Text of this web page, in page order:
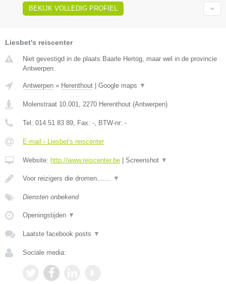
BEKIJK VOLLEDIG PROFIEL
Liesbet's reiscenter
Niet gevestigd in de plaats Baarle Hertog, maar wel in de provincie
Antwerpen.
Antwerpen » Herenthout Google maps ▼
Molenstraat 10.001, 2270 Herenthout (Antwerpen)
Tel: 014 51 83 89, Fax: -, BTW-nr: -
E-mail › Liesbet's reiscenter
Website: http://www.reiscenter.be Screenshot ▼
Voor reizigers die dromen....... ▼
Diensten onbekend
Openingstijden ▼
Laatste facebook posts ▼
Sociale media: